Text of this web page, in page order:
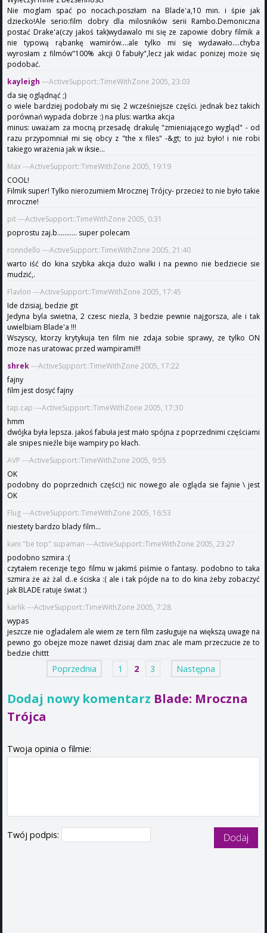
Nie moglam spać po nocach.poszłam na Blade'a,10 min. i śpie jak
dziecko!Ale serio:film dobry dla milosników serii Rambo.Demoniczna
postać Drake'a(czy jakoś tak)wydawalo mi się ze zapowie dobry filmik a
nie typową rąbankę wamirów....ale tylko mi się wydawało....chyba
wyrosłam z filmów"100% akcji 0 fabuły",lecz jak widac ponizej może się
podobać.
kayleigh ---ActiveSupport::TimeWithZone 2005, 23:03
da się oglądnąć ;)
o wiele bardziej podobały mi się 2 wcześniejsze części. jednak bez takich
porównań wypada dobrze :) na plus: wartka akcja
minus: uważam za mocną przesadę drakulę "zmieniającego wygląd" - od
razu przypomniał mi się obcy z "the x files" -&gt; to już było! i nie robi
takiego wrażenia jak w iksie...
Max ---ActiveSupport::TimeWithZone 2005, 19:19
COOL!
Filmik super! Tylko nierozumiem Mrocznej Trójcy- przecież to nie było takie
mroczne!
pit ---ActiveSupport::TimeWithZone 2005, 0:31
poprostu zaj.b........... super polecam
ronndello ---ActiveSupport::TimeWithZone 2005, 21:40
warto iść do kina szybka akcja dużo walki i na pewno nie bedziecie sie
mudzić,.
Flavlon ---ActiveSupport::TimeWithZone 2005, 17:45
Ide dzisiaj, bedzie git
Jedyna byla swietna, 2 czesc niezla, 3 bedzie pewnie najgorsza, ale i tak
uwielbiam Blade'a !!!
Wszyscy, ktorzy krytykuja ten film nie zdaja sobie sprawy, ze tylko ON
moze nas uratowac przed wampirami!!!
shrek---ActiveSupport::TimeWithZone 2005, 17:22
fajny
film jest dosyć fajny
tap.cap ---ActiveSupport::TimeWithZone 2005, 17:30
hmm
dwójka była lepsza. jakoś fabuła jest mało spójna z poprzednimi częściami
ale snipes nieźle bije wampiry po kłach.
AVP ---ActiveSupport::TimeWithZone 2005, 9:55
OK
podobny do poprzednich części;) nic nowego ale ogląda sie fajnie \ jest
OK
Flug ---ActiveSupport::TimeWithZone 2005, 16:53
niestety bardzo blady film...
kani "be top" supaman ---ActiveSupport::TimeWithZone 2005, 23:27
podobno szmira :(
czytałem recenzje tego filmu w jakimś piśmie o fantasy. podobno to taka
szmira że aż żal d..e ściska :( ale i tak pójde na to do kina żeby zobaczyć
jak BLADE ratuje świat :)
karlik ---ActiveSupport::TimeWithZone 2005, 7:28
wypas
jeszcze nie ogladalem ale wiem ze tern film zasługuje na większą uwage na
pewno go obejze moze nawet dzisiaj dam znac ale mam przeczucie ze to
bedzie chittt
Poprzednia 1 2 3 Następna
Dodaj nowy komentarz Blade: Mroczna
Trójca
Twoja opinia o filmie:
Twój podpis: